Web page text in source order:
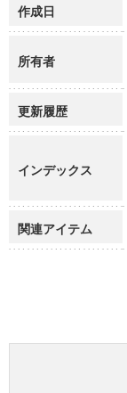
作成日
所有者
更新履歴
インデックス
関連アイテム